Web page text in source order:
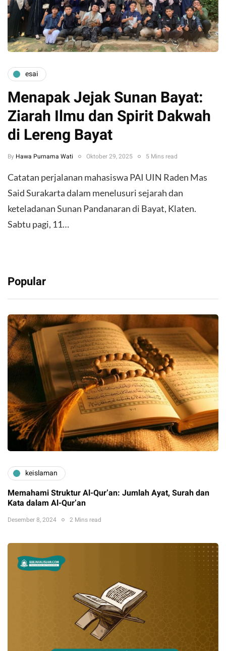
esai
Menapak Jejak Sunan Bayat:
Ziarah Ilmu dan Spirit Dakwah
di Lereng Bayat
By Hawa Purnama Wati Oktober 29, 2025 5 Mins read
Catatan perjalanan mahasiswa PAI UIN Raden Mas
Said Surakarta dalam menelusuri sejarah dan
keteladanan Sunan Pandanaran di Bayat, Klaten.
Sabtu pagi, 11…
Popular
keislaman
Memahami Struktur Al-Qur’an: Jumlah Ayat, Surah dan
Kata dalam Al-Qur’an
Desember 8, 2024 2 Mins read